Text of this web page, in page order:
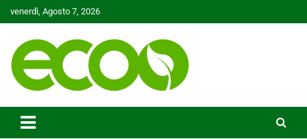
to
venerdì, Agosto 7, 2026
Ecoo.it